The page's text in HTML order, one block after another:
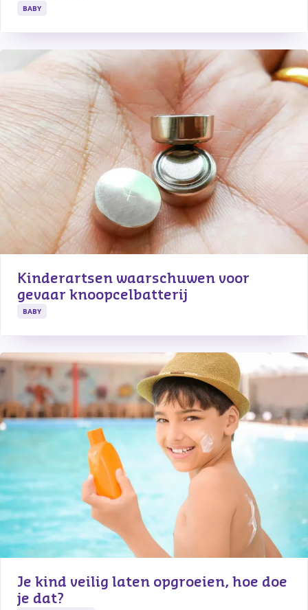
BABY
Kinderartsen waarschuwen voor
gevaar knoopcelbatterij
BABY
Je kind veilig laten opgroeien, hoe doe
je dat?